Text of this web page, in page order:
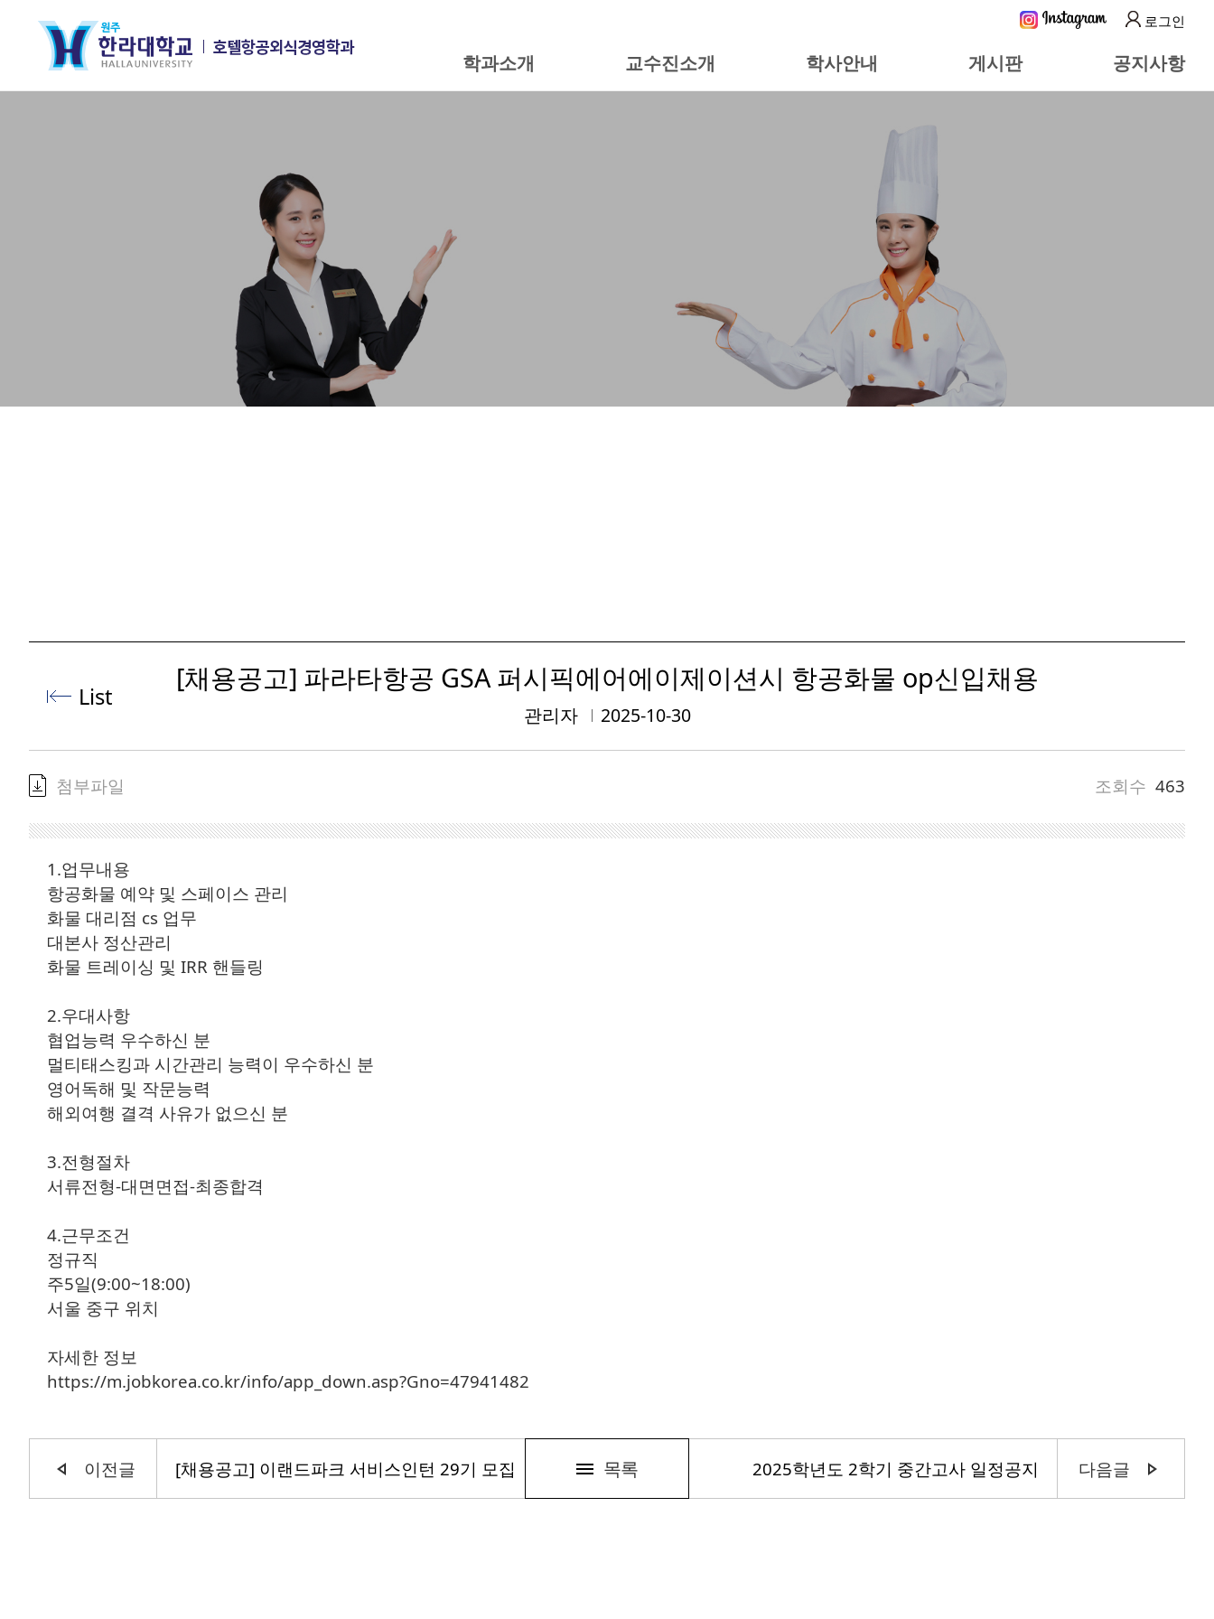
로그인
학과소개 교수진소개 학사안내 게시판 공지사항
[채용공고] 파라타항공 GSA 퍼시픽에어에이제이션시 항공화물 op신입채용
관리자 2025-10-30
List
첨부파일 조회수 463
1.업무내용
항공화물 예약 및 스페이스 관리
화물 대리점 cs 업무
대본사 정산관리
화물 트레이싱 및 IRR 핸들링
2.우대사항
협업능력 우수하신 분
멀티태스킹과 시간관리 능력이 우수하신 분
영어독해 및 작문능력
해외여행 결격 사유가 없으신 분
3.전형절차
서류전형-대면면접-최종합격
4.근무조건
정규직
주5일(9:00~18:00)
서울 중구 위치
자세한 정보
https://m.jobkorea.co.kr/info/app_down.asp?Gno=47941482
목록
이전글 [채용공고] 이랜드파크 서비스인턴 29기 모집 다음글
2025학년도 2학기 중간고사 일정공지